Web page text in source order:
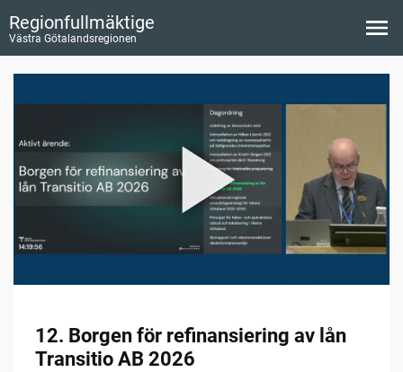
Regionfullmäktige
Västra Götalandsregionen
12. Borgen för refinansiering av lån
Transitio AB 2026